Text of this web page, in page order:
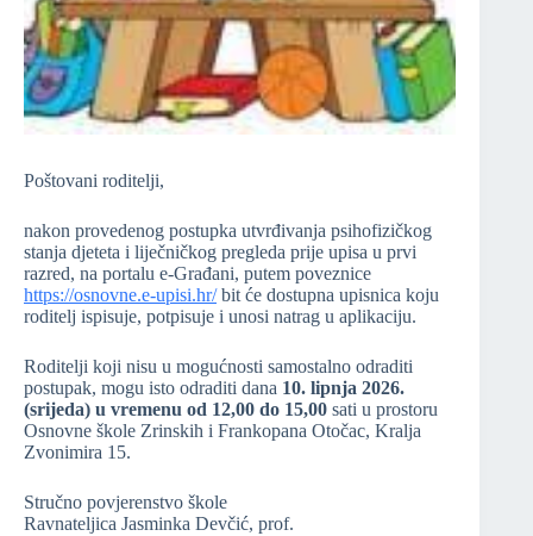
Poštovani roditelji,
nakon provedenog postupka utvrđivanja psihofizičkog
stanja djeteta i liječničkog pregleda prije upisa u prvi
razred, na portalu e-Građani, putem poveznice
https://osnovne.e-upisi.hr/bit će dostupna upisnica koju
roditelj ispisuje, potpisuje i unosi natrag u aplikaciju.
Roditelji koji nisu u mogućnosti samostalno odraditi
postupak, mogu isto odraditi dana 10. lipnja 2026.
(srijeda) u vremenu od 12,00 do 15,00 sati u prostoru
Osnovne škole Zrinskih i Frankopana Otočac, Kralja
Zvonimira 15.
Stručno povjerenstvo škole
Ravnateljica Jasminka Devčić, prof.